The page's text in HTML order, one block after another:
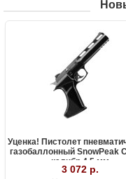
Уценка! Пистолет
газобаллонный SnowPeak
калибр 4.5 мм
3 072 р.